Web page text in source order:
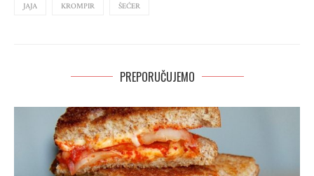
JAJA KROMPIR ŠEĆER
PREPORUČUJEMO